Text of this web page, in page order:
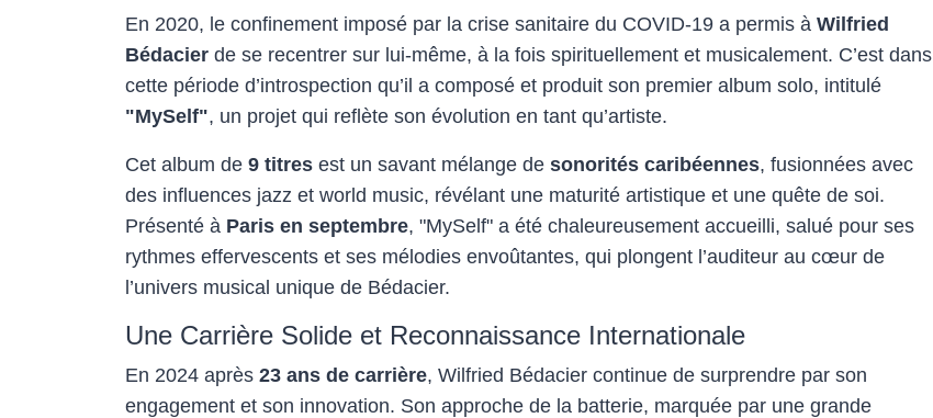
En 2020, le confinement imposé par la crise sanitaire du COVID-19 a permis à Wilfried
Bédacier de se recentrer sur lui-même, à la fois spirituellement et musicalement. C’est dans
cette période d’introspection qu’il a composé et produit son premier album solo, intitulé
"MySelf", un projet qui reflète son évolution en tant qu’artiste.
Cet album de 9 titres est un savant mélange de sonorités caribéennes, fusionnées avec
des influences jazz et world music, révélant une maturité artistique et une quête de soi.
Présenté à Paris en septembre, "MySelf" a été chaleureusement accueilli, salué pour ses
rythmes effervescents et ses mélodies envoûtantes, qui plongent l’auditeur au cœur de
l’univers musical unique de Bédacier.
Une Carrière Solide et Reconnaissance Internationale
En 2024 après 23 ans de carrière, Wilfried Bédacier continue de surprendre par son
engagement et son innovation. Son approche de la batterie, marquée par une grande